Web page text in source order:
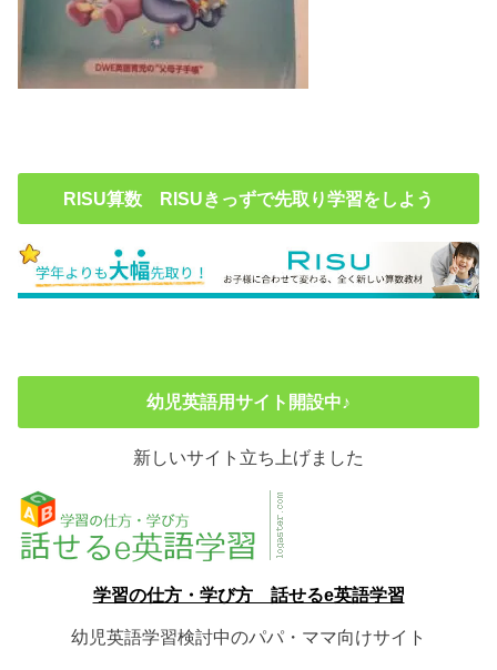
RISU算数 RISUきっずで先取り学習をしよう
幼児英語用サイト開設中♪
新しいサイト立ち上げました
学習の仕方・学び方 話せるe英語学習
幼児英語学習検討中のパパ・ママ向けサイト